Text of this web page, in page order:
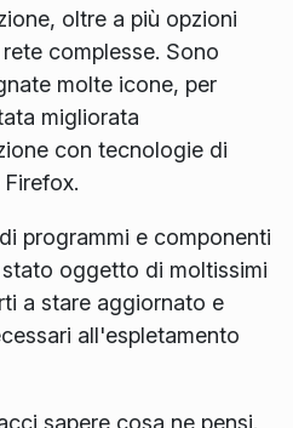
oltre a più opzioni
complesse. Sono
molte icone, per
migliorata
con tecnologie di
programmi e componenti
oggetto di moltissimi
a stare aggiornato e
all'espletamento
sapere cosa ne pensi.